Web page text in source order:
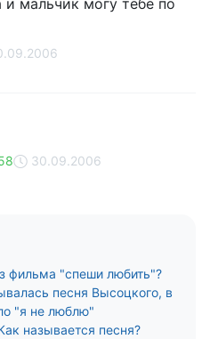
мальчик могу тебе по
30.09.2006
фильма "спеши любить"?
песня Высоцкого, в
"я не люблю"
называется песня?